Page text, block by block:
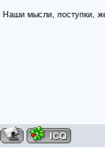
Наши мысли, поступки,